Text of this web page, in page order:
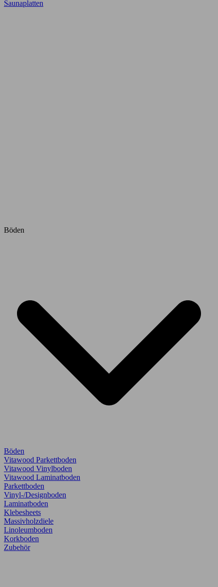
Saunaplatten
Böden
Böden
Vitawood Parkettboden
Vitawood Vinylboden
Vitawood Laminatboden
Parkettboden
Vinyl-/Designboden
Laminatboden
Klebesheets
Massivholzdiele
Linoleumboden
Korkboden
Zubehör